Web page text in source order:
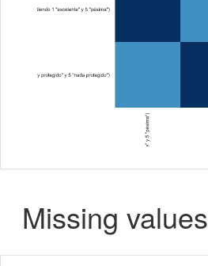
Missing values